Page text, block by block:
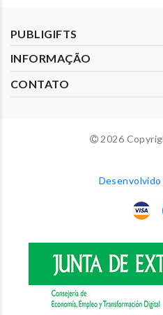
PUBLIGIFTS
INFORMAÇÃO
CONTATO
2026
Desenvolvido